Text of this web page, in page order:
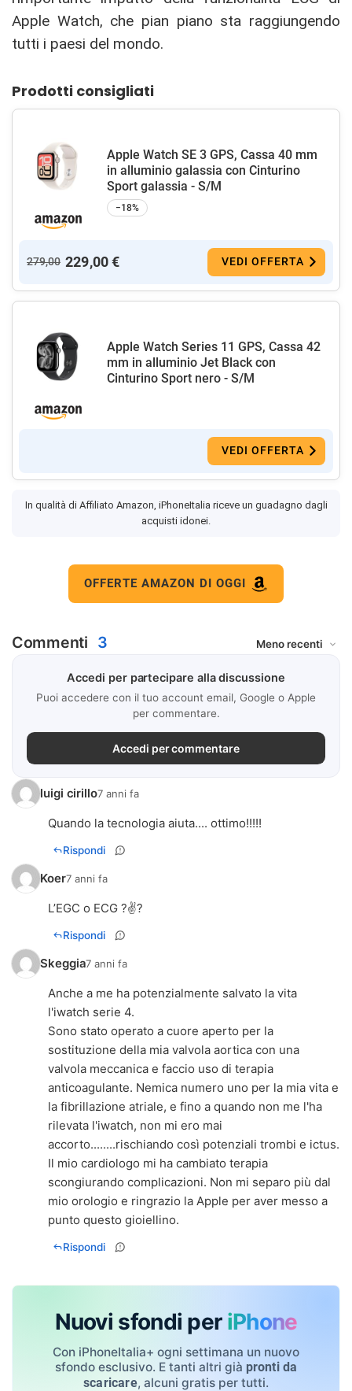
Apple Watch, che pian piano sta raggiungendo
tutti i paesi del mondo.
Prodotti consigliati
Apple Watch SE 3 GPS, Cassa 40 mm
in alluminio galassia con Cinturino
Sport galassia - S/M
−18%
279,00 229,00 € VEDI OFFERTA
Apple Watch Series 11 GPS, Cassa 42
mm in alluminio Jet Black con
Cinturino Sport nero - S/M
VEDI OFFERTA
In qualità di Affiliato Amazon, iPhoneItalia riceve un guadagno dagli
acquisti idonei.
OFFERTE AMAZON DI OGGI
Commenti 3
Accedi per partecipare alla discussione
Puoi accedere con il tuo account email, Google o Apple
per commentare.
Accedi per commentare
luigi cirillo7 anni fa
Quando la tecnologia aiuta.... ottimo!!!!!
Rispondi
Koer7 anni fa
L’EGC o ECG ?✌?
Rispondi
Skeggia7 anni fa
Anche a me ha potenzialmente salvato la vita
l'iwatch serie 4.
Sono stato operato a cuore aperto per la
sostituzione della mia valvola aortica con una
valvola meccanica e faccio uso di terapia
anticoagulante. Nemica numero uno per la mia vita e
la fibrillazione atriale, e fino a quando non me l'ha
rilevata l'iwatch, non mi ero mai
accorto........rischiando così potenziali trombi e ictus.
Il mio cardiologo mi ha cambiato terapia
scongiurando complicazioni. Non mi separo più dal
mio orologio e ringrazio la Apple per aver messo a
punto questo gioiellino.
Rispondi
Nuovi sfondi per iPhone
Con iPhoneItalia+ ogni settimana un nuovo
sfondo esclusivo. E tanti altri già pronti da
scaricare, alcuni gratis per tutti.